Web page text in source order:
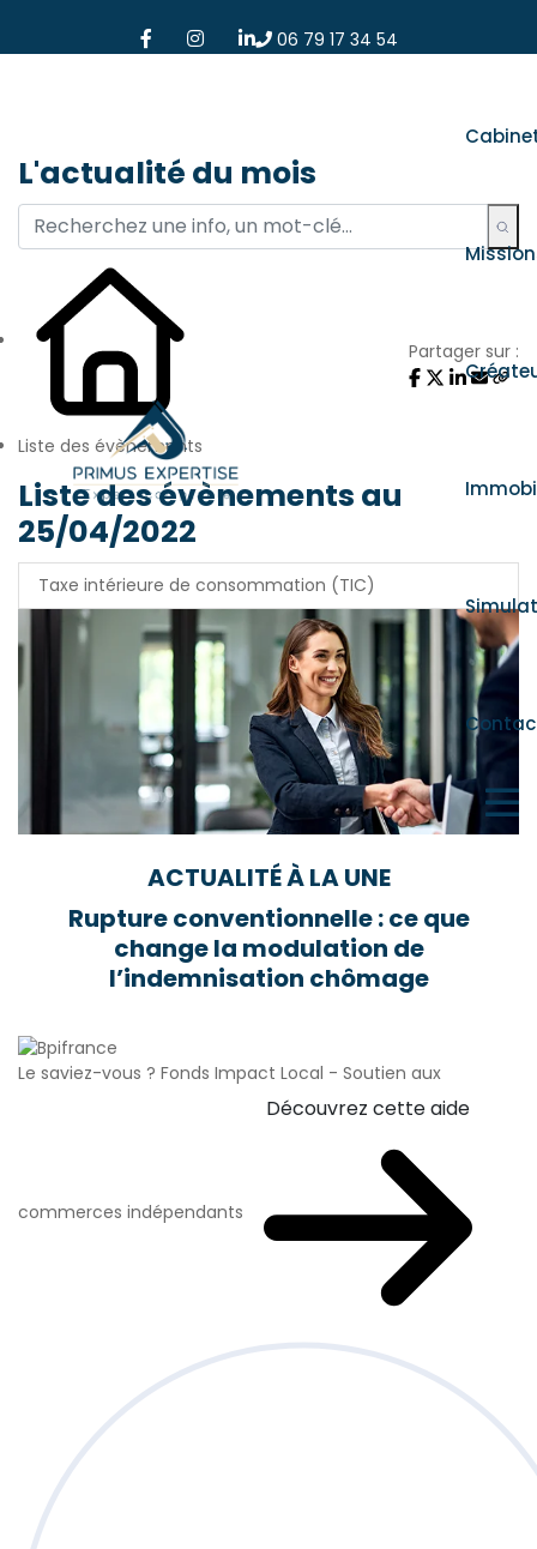
06 79 17 34 54
L'actualité du mois
Liste des évènements
Partager sur :
Liste des évènements au
25/04/2022
Taxe intérieure de consommation (TIC)
ACTUALITÉ À LA UNE
Rupture conventionnelle : ce que
change la modulation de
l’indemnisation chômage
Le saviez-vous ? Fonds Impact Local - Soutien aux
commerces indépendants
Découvrez cette aide